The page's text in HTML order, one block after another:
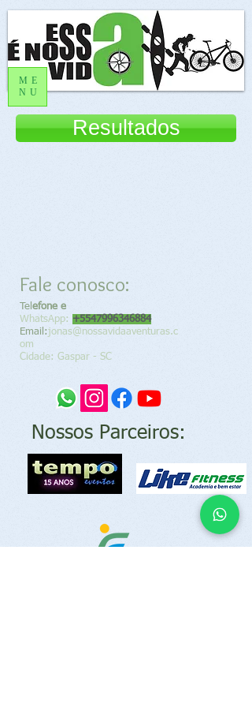
ME
NU
Resultados
Fale conosco:
Tel efone e
WhatsApp: +5547996346884
Email:jonas@nossavidaaventuras.c
om
Cidade: Gaspar - SC​
Nossos Parceiros: